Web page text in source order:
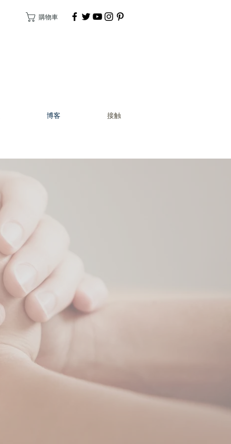
購物車
博客 接触